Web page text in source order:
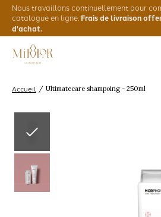
Nous travaillons continuellement pour
catalogue en ligne. Frais de livraison
d'achat.
Accueil / Ultimatecare shampoing - 250ml